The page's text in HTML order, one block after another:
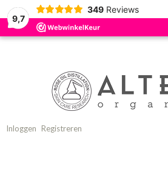
9,7
349 Reviews
Inloggen Registreren